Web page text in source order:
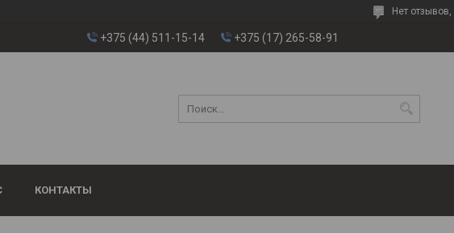
Нет отзывов,
+375 (44) 511-15-14 +375 (17) 265-58-91
КОНТАКТЫ